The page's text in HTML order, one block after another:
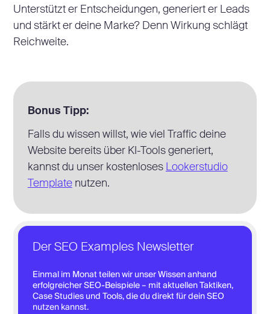
Unterstützt er Entscheidungen, generiert er Leads
und stärkt er deine Marke? Denn Wirkung schlägt
Reichweite.
Bonus Tipp:
Falls du wissen willst, wie viel Traffic deine
Website bereits über KI-Tools generiert,
kannst du unser kostenloses Lookerstudio
Templatenutzen.
Der SEO Examples Newsletter
Einmal im Monat teilen wir unser Wissen anhand
erfolgreicher SEO-Beispiele – mit aktuellen Taktiken,
Case Studies und Tools, die du direkt für dein SEO
nutzen kannst.